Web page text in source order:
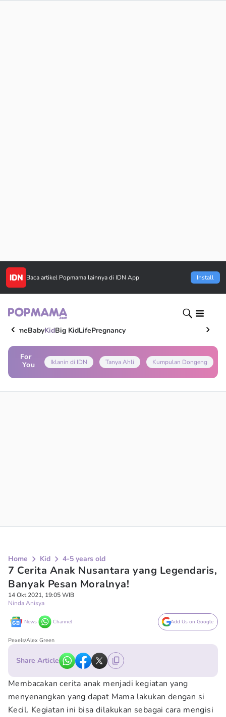
Baca artikel Popmama lainnya di IDN App Install
HomeBabyKidBig KidLifePregnancy
For
You
Iklanin di IDN Tanya Ahli Kumpulan Dongeng
Home Kid 4-5 years old
7 Cerita Anak Nusantara yang Legendaris,
Banyak Pesan Moralnya!
14 Okt 2021, 19:05 WIB
Ninda Anisya
News Channel Add Us on Google
Pexels/Alex Green
Share Article
Membacakan cerita anak menjadi kegiatan yang
menyenangkan yang dapat Mama lakukan dengan si
Kecil. Kegiatan ini bisa dilakukan sebagai cara mengisi